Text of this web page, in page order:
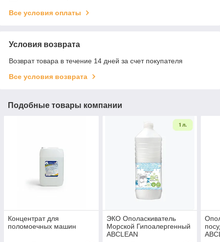
Все условия оплаты
Условия возврата
Возврат товара в течение 14 дней за счет покупателя
Все условия возврата
Подобные товары компании
Концентрат для
поломоечных машин
ЭКО Ополаскиватель
Морской Гипоалергенный
ABCLEAN